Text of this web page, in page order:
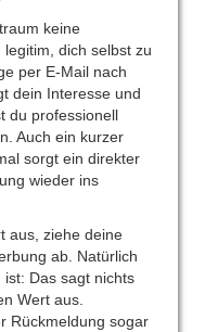
keine
dich selbst zu
per E-Mail nach
dein Interesse und
du professionell
Auch ein kurzer
sorgt ein direkter
wieder ins
aus, ziehe deine
ab. Natürlich
Das sagt nichts
Wert aus.
Rückmeldung sogar